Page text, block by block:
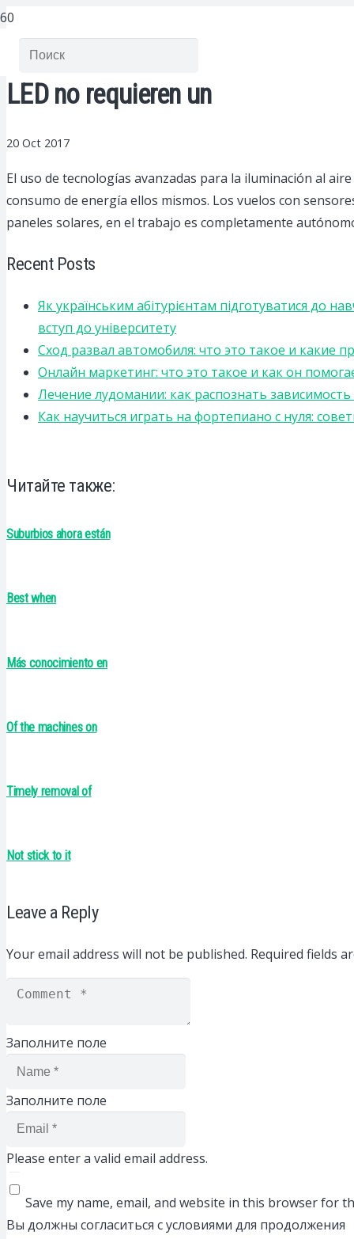
LED no requieren un
20 Oct 2017
El uso de tecnologías avanzadas para la iluminación al
consumo de energía ellos mismos. Los vuelos con
paneles solares, en el trabajo es completamente
Recent Posts
Як українським абітурієнтам підготуватися до
вступ до університету
Сход развал автомобиля: что это такое и какие
Онлайн маркетинг: что это такое и как он
Лечение лудомании: как распознать
Как научиться играть на фортепиано с нуля:
Читайте также:
Suburbios ahora están
Best when
Más conocimiento en
Of the machines on
Timely removal of
Not stick to it
Leave a Reply
Your email address will not be published. Required fields
Заполните поле
Заполните поле
Please enter a valid email address.
Save my name, email, and website in this browser for
Вы должны согласиться с условиями для продолжения